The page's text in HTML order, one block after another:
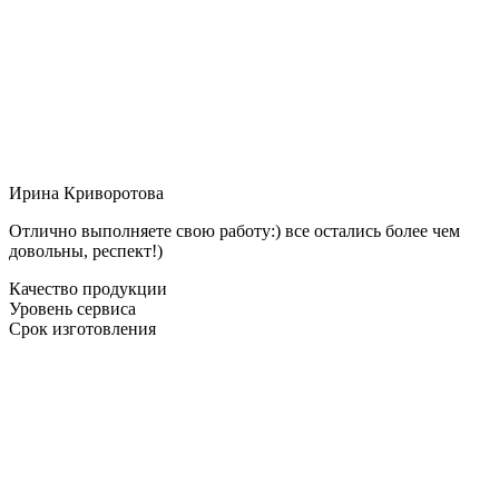
Ирина Криворотова
Отлично выполняете свою работу:) все остались более чем
довольны, респект!)
Качество продукции
Уровень сервиса
Срок изготовления